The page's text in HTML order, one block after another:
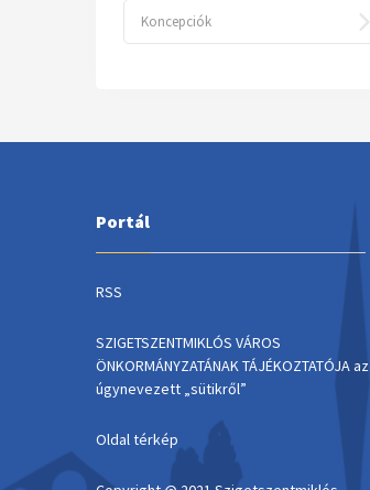
Koncepciók
Portál
RSS
SZIGETSZENTMIKLÓS VÁROS
ÖNKORMÁNYZATÁNAK TÁJÉKOZTATÓJA az
úgynevezett „sütikről”
Oldal térkép